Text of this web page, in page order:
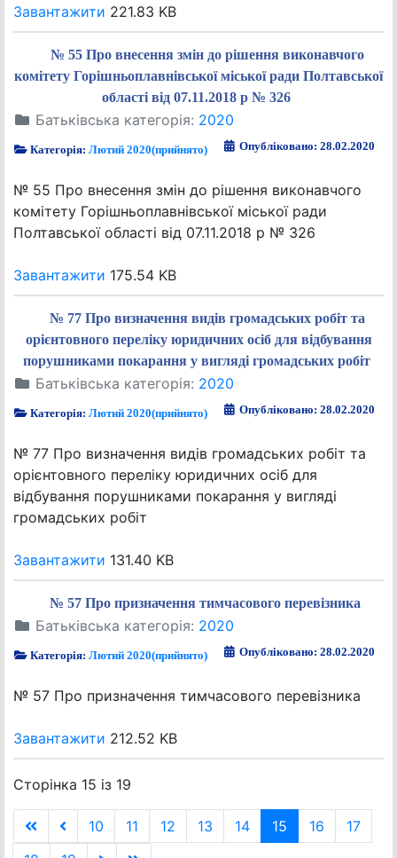
Завантажити 221.83 KB
№ 55 Про внесення змін до рішення виконавчого
комітету Горішньоплавнівської міської ради Полтавської
області від 07.11.2018 р № 326
Батьківська категорія: 2020
Категорія:Лютий 2020(прийнято) Опубліковано: 28.02.2020
№ 55 Про внесення змін до рішення виконавчого
комітету Горішньоплавнівської міської ради
Полтавської області від 07.11.2018 р № 326
Завантажити 175.54 KB
№ 77 Про визначення видів громадських робіт та
орієнтовного переліку юридичних осіб для відбування
порушниками покарання у вигляді громадських робіт
Батьківська категорія: 2020
Категорія:Лютий 2020(прийнято) Опубліковано: 28.02.2020
№ 77 Про визначення видів громадських робіт та
орієнтовного переліку юридичних осіб для
відбування порушниками покарання у вигляді
громадських робіт
Завантажити 131.40 KB
№ 57 Про призначення тимчасового перевізника
Батьківська категорія: 2020
Категорія:Лютий 2020(прийнято) Опубліковано: 28.02.2020
№ 57 Про призначення тимчасового перевізника
Завантажити 212.52 KB
Сторінка 15 із 19
10 11 12 13 14 15 16
17